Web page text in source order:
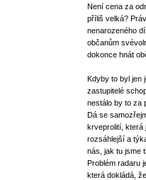
Není cena za
příliš velká?
nenarozeného
občanům
dokonce hnát
Kdyby to byl jen
zastupitelé
nestálo by to za
Dá se
krveprolití, která
rozsáhlejší a
nás, jak tu jsme
Problém radaru
která dokládá,